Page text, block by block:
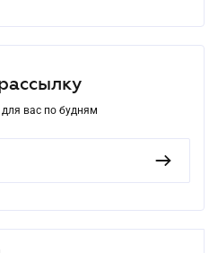
вас по будням